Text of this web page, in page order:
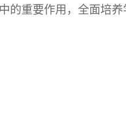
的重要作用，全面培